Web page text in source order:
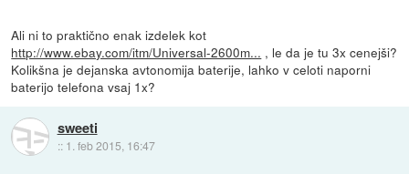
Ali ni to praktično enak izdelek kot
http://www.ebay.com/itm/Universal-2600m... , le da je tu 3x cenejši?
Kolikšna je dejanska avtonomija baterije, lahko v celoti naporni
baterijo telefona vsaj 1x?
sweeti
:: 1. feb 2015, 16:47